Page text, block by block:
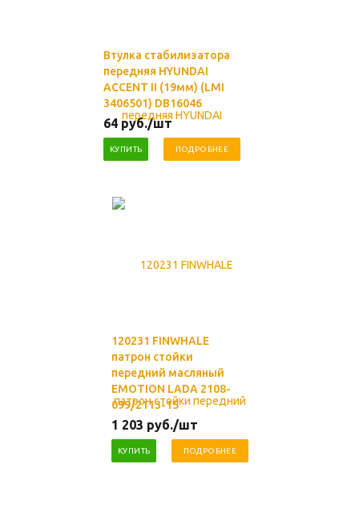
Втулка стабилизатора
передняя HYUNDAI
ACCENT II (19мм) (LMI
3406501) DB16046
64 руб./шт
КУПИТЬ ПОДРОБНЕЕ
120231 FINWHALE
патрон стойки
передний масляный
EMOTION LADA 2108-
099/2113-15
1 203 руб./шт
КУПИТЬ ПОДРОБНЕЕ